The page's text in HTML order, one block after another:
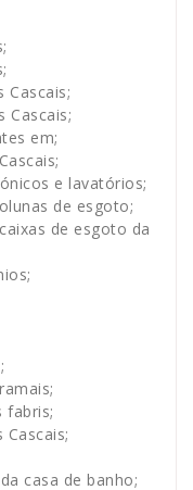
Cascais;
Cascais;
em;
e lavatórios;
de esgoto;
de esgoto da
fabris;
casa de banho;